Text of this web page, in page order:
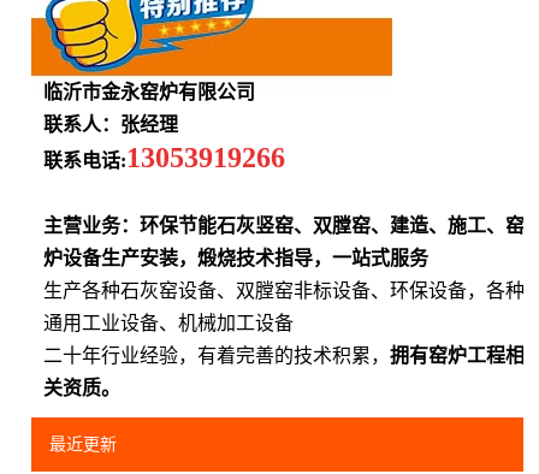
临沂市金永窑炉有限公司
联系人：张经理
联系电话:13053919266
主营业务：环保节能石灰竖窑、双膛窑、建造、施工、窑
炉设备生产安装，煅烧技术指导，一站式服务
生产各种石灰窑设备、双膛窑非标设备、环保设备，各种
通用工业设备、机械加工设备
二十年行业经验，有着完善的技术积累，拥有窑炉工程相
关资质。
最近更新